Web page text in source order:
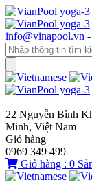
info@vinapool.vn
22 Nguyễn Bỉnh
Minh, Việt Nam
Giỏ hàng
0969 349 499
Giỏ hàng : 0